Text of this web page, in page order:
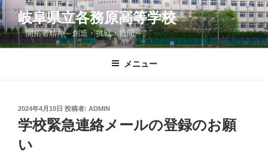
コ
ン
テ
ン
岐阜県立各務原高等学校
「開拓者精神～創造・挑戦・協同～」
メニュー
投
稿
日:
2024年4月10日 投稿者: ADMIN
学校緊急連絡メールの登録のお願
い